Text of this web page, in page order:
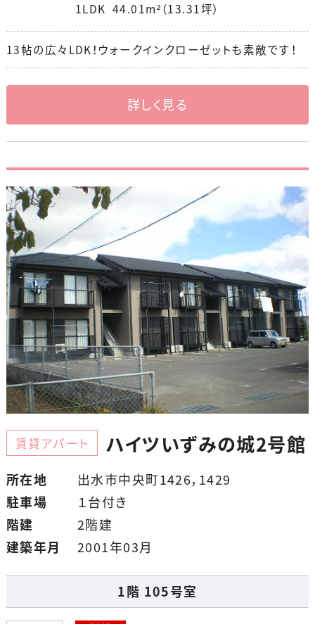
1LDK 44.01m²（13.31坪）
13帖の広々LDK！ウォークインクローゼットも素敵です！
詳しく見る
賃貸アパート ハイツいずみの城2号館
所在地
出水市中央町1426，1429
駐車場
１台付き
階建
2階建
建築年月
2001年03月
1階 105号室